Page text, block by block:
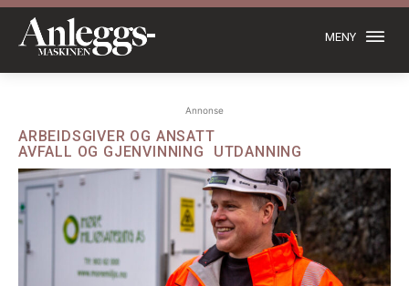
MENY
Annonse
ARBEIDSGIVER OG ANSATT
AVFALL OG GJENVINNING
UTDANNING